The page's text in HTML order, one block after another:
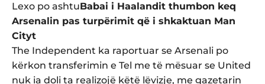
Lexo po ashtuBabai i Haalandit thumbon keq
Arsenalin pas turpërimit që i shkaktuan Man
Cityt
The Independent ka raportuar se Arsenali po
kërkon transferimin e Tel me të mësuar se United
nuk ia doli ta realizojë këtë lëvizje, me gazetarin